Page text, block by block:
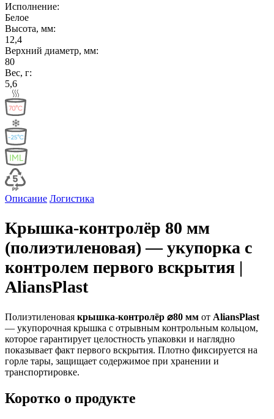
Исполнение:
Белое
Высота, мм:
12,4
Верхний диаметр, мм:
80
Вес, г:
5,6
Описание Логистика
Крышка-контролёр 80 мм
(полиэтиленовая) — укупорка с
контролем первого вскрытия |
AliansPlast
Полиэтиленовая крышка-контролёр ⌀80 мм от AliansPlast
— укупорочная крышка с отрывным контрольным кольцом,
которое гарантирует целостность упаковки и наглядно
показывает факт первого вскрытия. Плотно фиксируется на
горле тары, защищает содержимое при хранении и
транспортировке.
Коротко о продукте